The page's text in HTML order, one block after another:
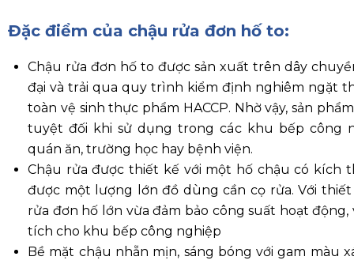
Đặc điểm của chậu rửa đơn hố to:
Chậu rửa đơn hố to được sản xuất trên dây
đại và trải qua quy trình kiểm định nghiêm ngặt
toàn vệ sinh thực phẩm HACCP. Nhờ vậy, sản
tuyệt đối khi sử dụng trong các khu bếp công
quán ăn, trường học hay bệnh viện.
Chậu rửa được thiết kế với một hố chậu có kích
được một lượng lớn đồ dùng cần cọ rửa. Với
rửa đơn hố lớn vừa đảm bảo công suất hoạt
tích cho khu bếp công nghiệp
Bề mặt chậu nhẵn mịn, sáng bóng với gam màu